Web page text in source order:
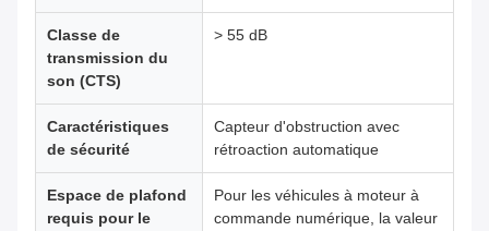
Classe de
transmission du
son (CTS)
> 55 dB
Caractéristiques
de sécurité
Capteur d'obstruction avec
rétroaction automatique
Espace de plafond
requis pour le
Pour les véhicules à moteur à
commande numérique, la valeur